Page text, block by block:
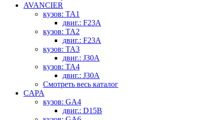
AVANCIER
кузов: TA1
двиг.: F23A
кузов: TA2
двиг.: F23A
кузов: TA3
двиг.: J30A
кузов: TA4
двиг.: J30A
Смотреть весь каталог
CAPA
кузов: GA4
двиг.: D15B